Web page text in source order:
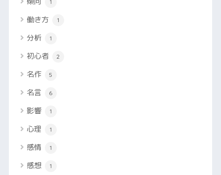
1
働き方 1
分析 1
初心者 2
名作 5
名言 6
影響 1
心理 1
感情 1
感想 1